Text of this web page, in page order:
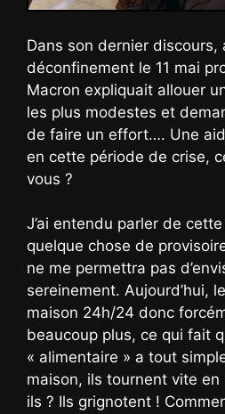
Dans son dernier discours,
déconfinement le 11 mai
Macron expliquait allouer
les plus modestes et
de faire un effort…. Une
en cette période de crise,
vous ?
J’ai entendu parler de
quelque chose de
ne me permettra pas
sereinement. Aujourd’hui,
maison 24h/24 donc
beaucoup plus, ce qui fait
« alimentaire » a tout
maison, ils tournent vite
ils ? Ils grignotent !